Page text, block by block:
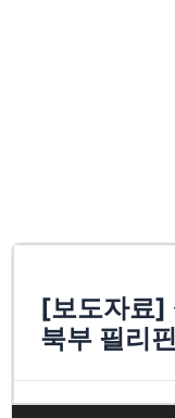
[보도자료]
북부 필리